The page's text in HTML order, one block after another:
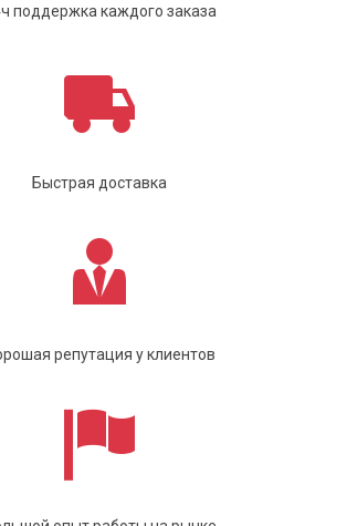
поддержка каждого заказа
Быстрая доставка
репутация у клиентов